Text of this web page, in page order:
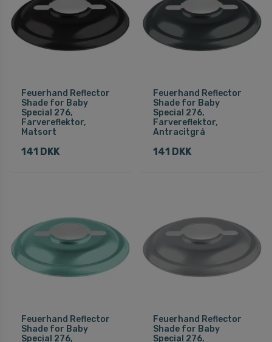
Feuerhand Reflector
Shade for Baby
Special 276,
Farvereflektor,
Matsort
141 DKK
Feuerhand Reflector
Shade for Baby
Special 276,
Farvereflektor,
Antracitgrå
141 DKK
Feuerhand Reflector
Shade for Baby
Special 276,
Feuerhand Reflector
Shade for Baby
Special 276,